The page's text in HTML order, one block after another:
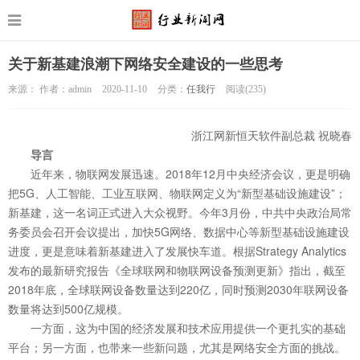
关于新基建浪潮下网络安全建设的一些思考
来源： 作者：admin 2020-11-10 分类： 任我行 阅读(235)
浙江网新恒天软件副总裁 祝晓春
导言
近年来，物联网发展迅速。2018年12月中央经济会议，更是明确
把5G、人工智能、工业互联网、物联网定义为“新型基础设施建设”；
新基建，这一名词正式进入大众视野。今年3月份，中共中央政治局常
务委员会召开会议提出，加快5G网络、数据中心等新型基础设施建设
进度，更是意味着新基建进入了发展快车道。根据Strategy Analytics
发布的最新研究报告《全球联网和物联网设备预测更新》指出，截至
2018年底，全球联网设备数量达到220亿，同时预测2030年联网设备
数量将达到500亿规模。
一方面，这为中国的经济发展和技术应用提供一个更扎实的基础
平台；另一方面，也带来一些新问题，尤其是网络安全方面的挑战。